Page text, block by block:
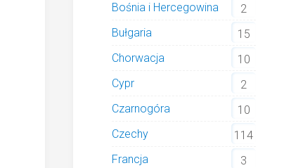
Bośnia i Hercegowina
2
Bułgaria
15
Chorwacja
10
Cypr
2
Czarnogóra
10
Czechy
114
Francja
3